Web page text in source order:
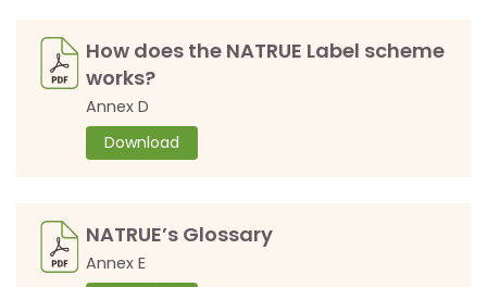
How does the NATRUE Label scheme
works?
Annex D
Download
NATRUE’s Glossary
Annex E